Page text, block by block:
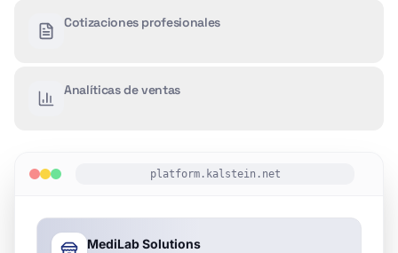
Cotizaciones profesionales
Analíticas de ventas
platform.kalstein.net
Inventario de Productos